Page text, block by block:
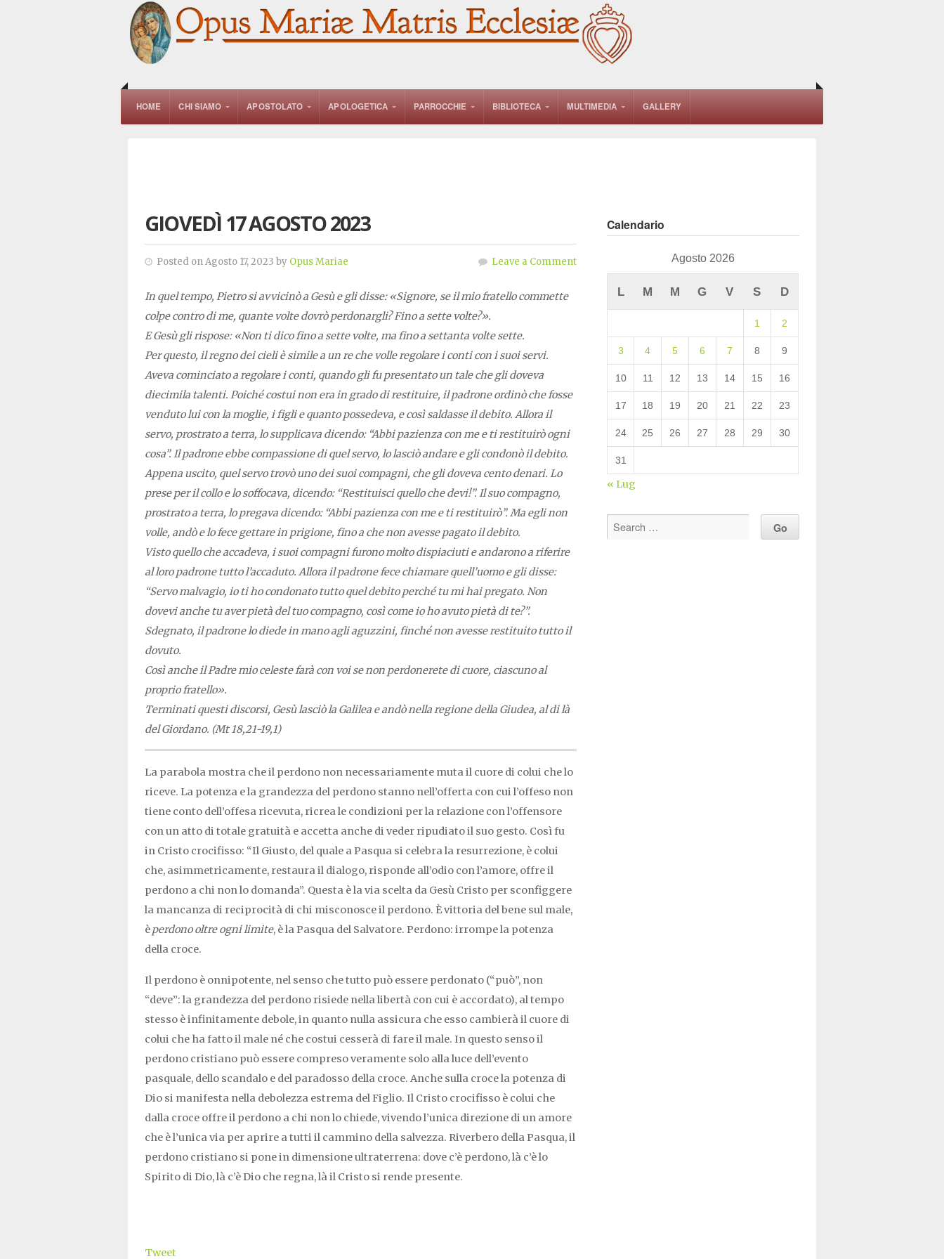
HOME CHI SIAMO APOSTOLATO APOLOGETICA PARROCCHIE BIBLIOTECA MULTIMEDIA GALLERY
GIOVEDÌ 17 AGOSTO 2023
Posted on Agosto 17, 2023 by Opus Mariae Leave a Comment
In quel tempo, Pietro si avvicinò a Gesù e gli disse: «Signore, se il mio fratello commette
colpe contro di me, quante volte dovrò perdonargli? Fino a sette volte?».
E Gesù gli rispose: «Non ti dico fino a sette volte, ma fino a settanta volte sette.
Per questo, il regno dei cieli è simile a un re che volle regolare i conti con i suoi servi.
Aveva cominciato a regolare i conti, quando gli fu presentato un tale che gli doveva
diecimila talenti. Poiché costui non era in grado di restituire, il padrone ordinò che fosse
venduto lui con la moglie, i figli e quanto possedeva, e così saldasse il debito. Allora il
servo, prostrato a terra, lo supplicava dicendo: “Abbi pazienza con me e ti restituirò ogni
cosa”. Il padrone ebbe compassione di quel servo, lo lasciò andare e gli condonò il debito.
Appena uscito, quel servo trovò uno dei suoi compagni, che gli doveva cento denari. Lo
prese per il collo e lo soffocava, dicendo: “Restituisci quello che devi!”. Il suo compagno,
prostrato a terra, lo pregava dicendo: “Abbi pazienza con me e ti restituirò”. Ma egli non
volle, andò e lo fece gettare in prigione, fino a che non avesse pagato il debito.
Visto quello che accadeva, i suoi compagni furono molto dispiaciuti e andarono a riferire
al loro padrone tutto l’accaduto. Allora il padrone fece chiamare quell’uomo e gli disse:
“Servo malvagio, io ti ho condonato tutto quel debito perché tu mi hai pregato. Non
dovevi anche tu aver pietà del tuo compagno, così come io ho avuto pietà di te?”.
Sdegnato, il padrone lo diede in mano agli aguzzini, finché non avesse restituito tutto il
dovuto.
Così anche il Padre mio celeste farà con voi se non perdonerete di cuore, ciascuno al
proprio fratello».
Terminati questi discorsi, Gesù lasciò la Galilea e andò nella regione della Giudea, al di là
del Giordano. (Mt 18,21-19,1)
La parabola mostra che il perdono non necessariamente muta il cuore di colui che lo
riceve. La potenza e la grandezza del perdono stanno nell’offerta con cui l’offeso non
tiene conto dell’offesa ricevuta, ricrea le condizioni per la relazione con l’offensore
con un atto di totale gratuità e accetta anche di veder ripudiato il suo gesto. Così fu
in Cristo crocifisso: “Il Giusto, del quale a Pasqua si celebra la resurrezione, è colui
che, asimmetricamente, restaura il dialogo, risponde all’odio con l’amore, offre il
perdono a chi non lo domanda”. Questa è la via scelta da Gesù Cristo per sconfiggere
la mancanza di reciprocità di chi misconosce il perdono. È vittoria del bene sul male,
èperdono oltre ogni limite, è la Pasqua del Salvatore. Perdono: irrompe la potenza
della croce.
Il perdono è onnipotente, nel senso che tutto può essere perdonato (“può”, non
“deve”: la grandezza del perdono risiede nella libertà con cui è accordato), al tempo
stesso è infinitamente debole, in quanto nulla assicura che esso cambierà il cuore di
colui che ha fatto il male né che costui cesserà di fare il male. In questo senso il
perdono cristiano può essere compreso veramente solo alla luce dell’evento
pasquale, dello scandalo e del paradosso della croce. Anche sulla croce la potenza di
Dio si manifesta nella debolezza estrema del Figlio. Il Cristo crocifisso è colui che
dalla croce offre il perdono a chi non lo chiede, vivendo l’unica direzione di un amore
che è l’unica via per aprire a tutti il cammino della salvezza. Riverbero della Pasqua, il
perdono cristiano si pone in dimensione ultraterrena: dove c’è perdono, là c’è lo
Spirito di Dio, là c’è Dio che regna, là il Cristo si rende presente.
Tweet
Calendario
Agosto 2026
L M M G V S D
1 2
3 4 5 6 7 8 9
10 11 12 13 14 15 16
17 18 19 20 21 22 23
24 25 26 27 28 29 30
31
« Lug